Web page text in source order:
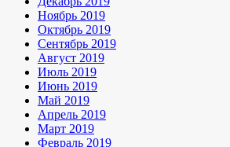
Ноябрь 2019
Октябрь 2019
Сентябрь 2019
Август 2019
Июль 2019
Июнь 2019
Май 2019
Апрель 2019
Март 2019
Февраль 2019